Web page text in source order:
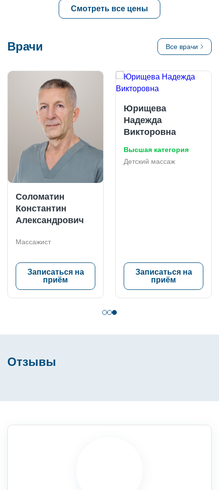
Смотреть все цены
Врачи Все врачи
Соломатин
Константин
Александрович
Массажист
Записаться на
приём
Юрищева
Надежда
Викторовна
Высшая категория
Детский массаж
Записаться на
приём
Отзывы